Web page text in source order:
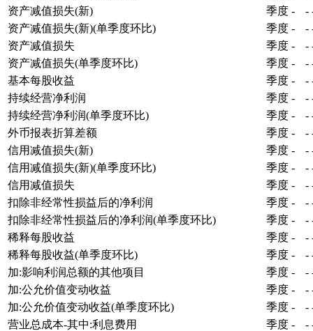
资产减值损失(新)
季度 - -
资产减值损失(新)(单季度环比)
季度 - -
资产减值损失
季度 - -
资产减值损失(单季度环比)
季度 - -
基本每股收益
季度 - -
持续经营净利润
季度 - -
持续经营净利润(单季度环比)
季度 - -
外币报表折算差额
季度 - -
信用减值损失(新)
季度 - -
信用减值损失(新)(单季度环比)
季度 - -
信用减值损失
季度 - -
扣除非经常性损益后的净利润
季度 - -
扣除非经常性损益后的净利润(单季度环比)
季度 - -
稀释每股收益
季度 - -
稀释每股收益(单季度环比)
季度 - -
加:影响利润总额的其他项目
季度 - -
加:公允价值变动收益
季度 - -
加:公允价值变动收益(单季度环比)
季度 - -
营业总成本-其中:利息费用
季度 - -